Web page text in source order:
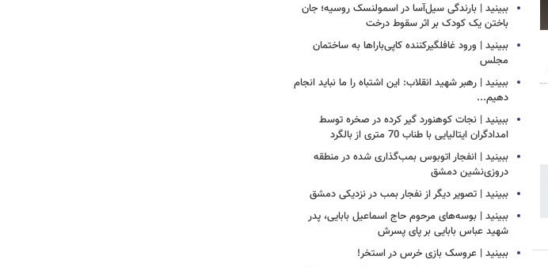
ببینید | بارندگی سیل‌آسا در اسمولنسک روسیه؛ جان
باختن یک کودک بر اثر سقوط درخت
ببینید | ورود غافلگیرکننده کاپی‌باراها به ساختمان
مجلس
ببینید | رهبر شهید انقلاب: این اشتباه را ما نباید انجام
دهیم...
ببینید | نجات کوهنورد گیر کرده در صخره توسط
امدادگران ایتالیایی با طناب 70 متری از بالگرد
ببینید | انفجار اتوبوس بمب‌گذاری شده در منطقه
دروزی‌نشین دمشق
ببینید | تصویر دیگر از نفجار بمب در نزدیکی دمشق
ببینید | بوسه‌های مرحوم حاج اسماعیل بابایی، پدر
شهید عباس بابایی بر پای پسرش
ببینید | عروسک بازی خرس در استخر!